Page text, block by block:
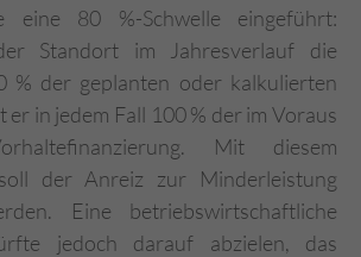
eine 80 %-Schwelle eingeführt:
Standort im Jahresverlauf die
% der geplanten oder kalkulierten
er in jedem Fall 100 % der im Voraus
Mit diesem
der Anreiz zur Minderleistung
Eine betriebswirtschaftliche
jedoch darauf abzielen, das